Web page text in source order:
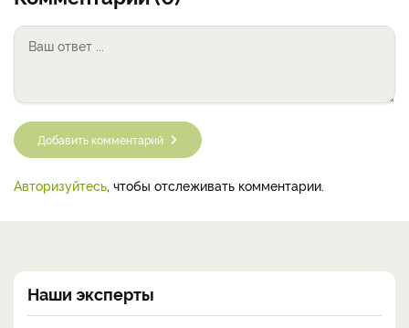
Добавить комментарий
Авторизуйтесь, чтобы отслеживать комментарии.
Наши эксперты